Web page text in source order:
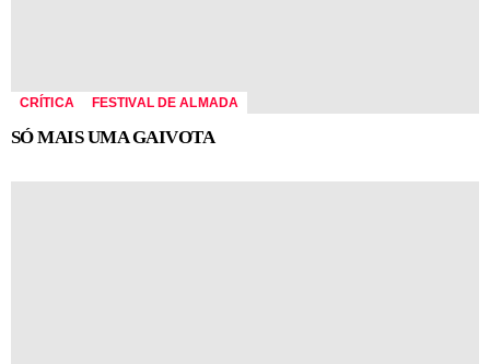
CRÍTICA FESTIVAL DE ALMADA
SÓ MAIS UMA GAIVOTA